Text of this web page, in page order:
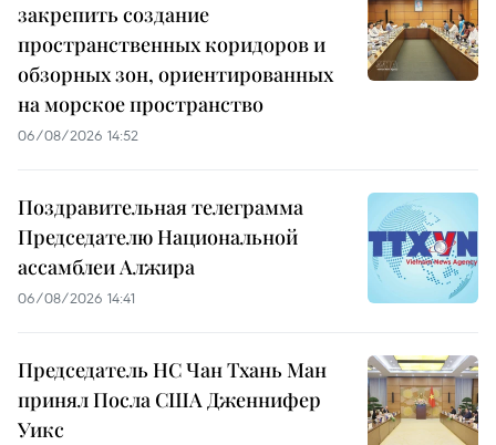
закрепить создание
пространственных коридоров и
обзорных зон, ориентированных
на морское пространство
06/08/2026 14:52
Поздравительная телеграмма
Председателю Национальной
ассамблеи Алжира
06/08/2026 14:41
Председатель НС Чан Тхань Ман
принял Посла США Дженнифер
Уикс